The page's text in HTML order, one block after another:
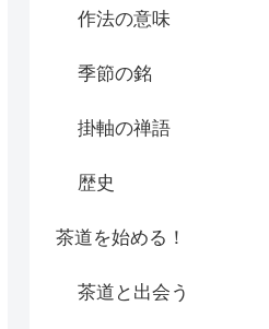
作法の意味
季節の銘
掛軸の禅語
歴史
茶道を始める！
茶道と出会う